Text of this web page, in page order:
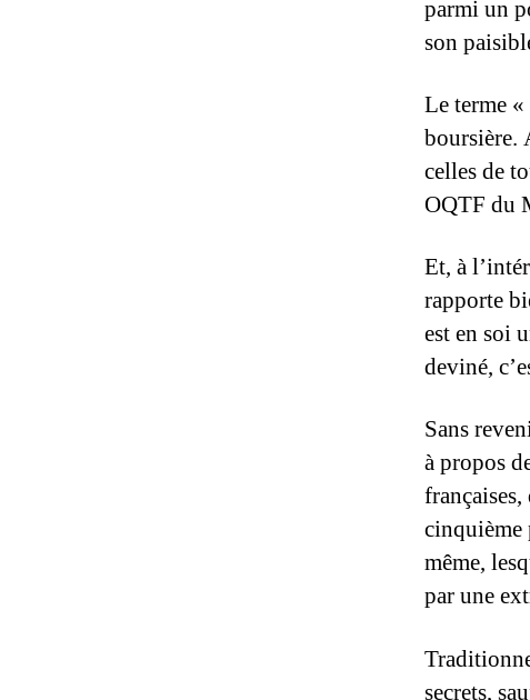
parmi un
son
Le terme
boursière.
celles de
OQTF du
Et, à
rapporte
est en soi
deviné,
Sans
à propos
cinquième
même,
par une
secrets,